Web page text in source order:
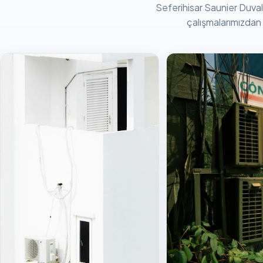
Seferihisar Saunier Duval